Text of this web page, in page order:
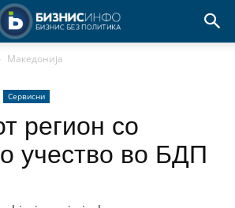
Македонија
Сервисни
регион со
учество во БДП